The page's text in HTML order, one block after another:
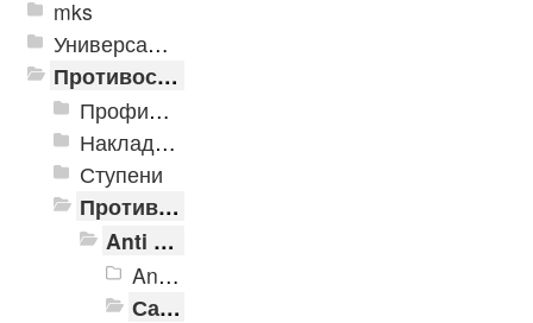
mks
Универсальные модульные покрытия
Противоскользящая защита для лестниц, профили, ленты
Профили алюминиевые с резиновой вставкой
Накладки противоскользящие резиновые
Ступени
Противоскользящие ленты
Anti Slip Systems
Anti Slip Systems крупной зернистости
Самоклеющиеся виниловые и полиуретановые ленты против скольжения